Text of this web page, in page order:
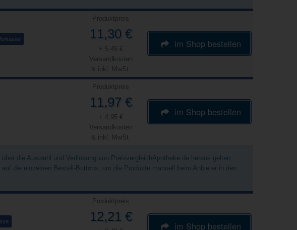
Produktpreis
11,30 €
+ 5,45 €
Versandkosten
& inkl. MwSt.
im Shop bestellen
Produktpreis
11,97 €
+ 4,95 €
Versandkosten
& inkl. MwSt.
im Shop bestellen
die Auswahl und Verlinkung von PreisvergleichApotheke.de heraus gelten.
die einzelnen Bestell-Buttons, um die Produkte manuell beim Anbieter in den
Produktpreis
12,21 €
im Shop bestellen